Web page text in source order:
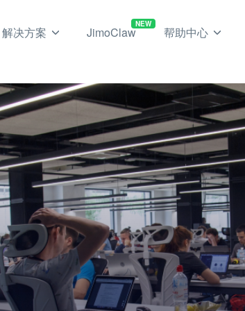
解决方案 JimoClaw
NEW
帮助中心